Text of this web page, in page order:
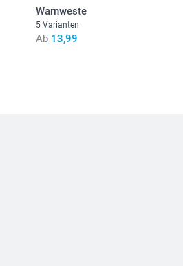
Warnweste
5 Varianten
Ab 13,99